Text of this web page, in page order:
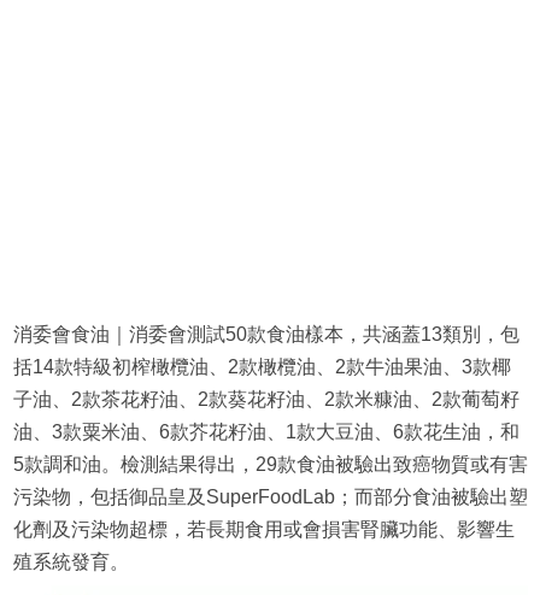
消委會食油｜消委會測試50款食油樣本，共涵蓋13類別，包
括14款特級初榨橄欖油、2款橄欖油、2款牛油果油、3款椰
子油、2款茶花籽油、2款葵花籽油、2款米糠油、2款葡萄籽
油、3款粟米油、6款芥花籽油、1款大豆油、6款花生油，和
5款調和油。檢測結果得出，29款食油被驗出致癌物質或有害
污染物，包括御品皇及SuperFoodLab；而部分食油被驗出塑
化劑及污染物超標，若長期食用或會損害腎臟功能、影響生
殖系統發育。